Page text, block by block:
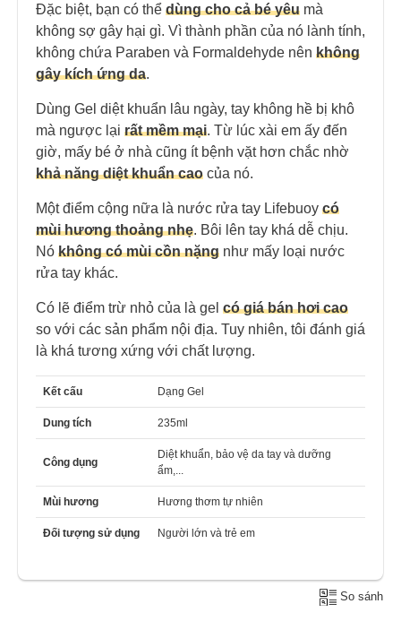
Đặc biệt, bạn có thể dùng cho cả bé yêu mà
không sợ gây hại gì. Vì thành phần của nó lành tính,
không chứa Paraben và Formaldehyde nên không
gây kích ứng da.
Dùng Gel diệt khuẩn lâu ngày, tay không hề bị khô
mà ngược lại rất mềm mại. Từ lúc xài em ấy đến
giờ, mấy bé ở nhà cũng ít bệnh vặt hơn chắc nhờ
khả năng diệt khuẩn cao của nó.
Một điểm cộng nữa là nước rửa tay Lifebuoy có
mùi hương thoảng nhẹ. Bôi lên tay khá dễ chịu.
Nó không có mùi cồn nặng như mấy loại nước
rửa tay khác.
Có lẽ điểm trừ nhỏ của là gel có giá bán hơi cao
so với các sản phẩm nội địa. Tuy nhiên, tôi đánh giá
là khá tương xứng với chất lượng.
Kết cấu Dạng Gel
Dung tích 235ml
Công dụng
Diệt khuẩn, bảo vệ da tay và dưỡng
ẩm,...
Mùi hương Hương thơm tự nhiên
Đối tượng sử dụng Người lớn và trẻ em
So sánh